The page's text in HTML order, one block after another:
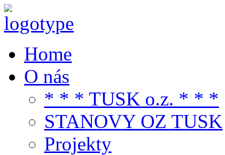
Home
O nás
* * * TUSK o.z. * * *
STANOVY OZ TUSK
Projekty